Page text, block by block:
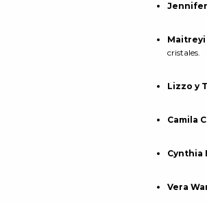
Maitreyi
cristales.
Lizzo y
Camila
Cynthia
Vera